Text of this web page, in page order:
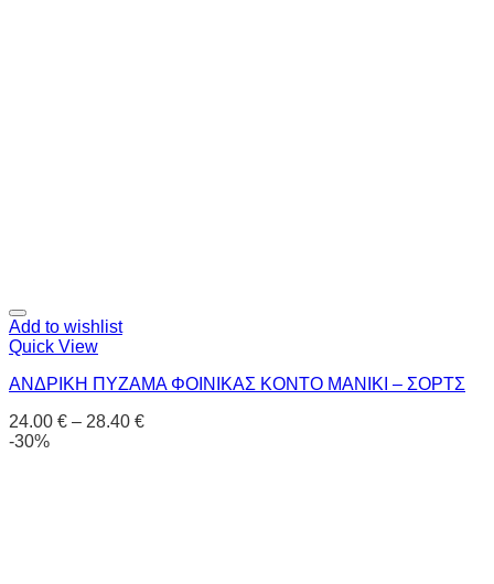
Add to wishlist
Quick View
ΑΝΔΡΙΚΗ ΠΥΖΑΜΑ ΦΟΙΝΙΚΑΣ ΚΟΝΤΟ ΜΑΝΙΚΙ – ΣΟΡΤΣ
24.00 € – 28.40 €
-30%